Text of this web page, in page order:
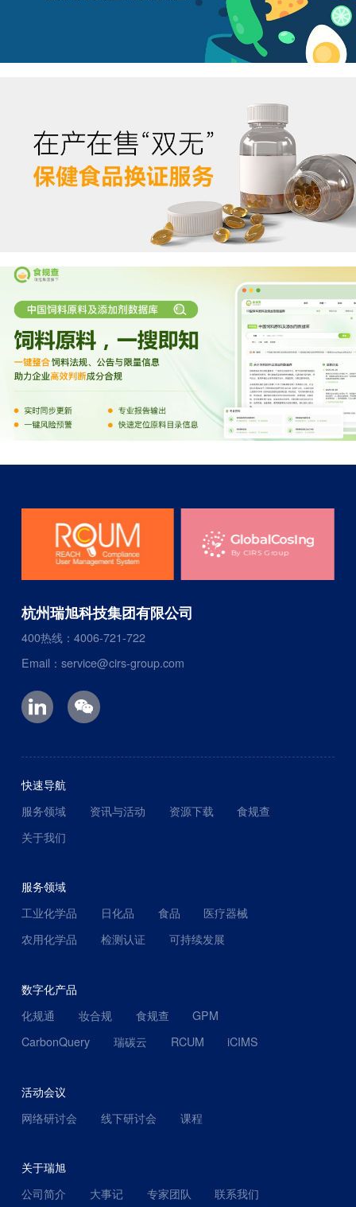
杭州瑞旭科技集团有限公司
400热线：4006-721-722
Email：service@cirs-group.com
快速导航
服务领域
资讯与活动 资源下载
食规查
关于我们
服务领域
工业化学品
日化品 食品
医疗器械
农用化学品
检测认证 可持续发展
数字化产品
化规通
妆合规 食规查
GPM
CarbonQuery
瑞碳云 RCUM iCIMS
活动会议
网络研讨会
线下研讨会 课程
关于瑞旭
公司简介
大事记 专家团队 联系我们